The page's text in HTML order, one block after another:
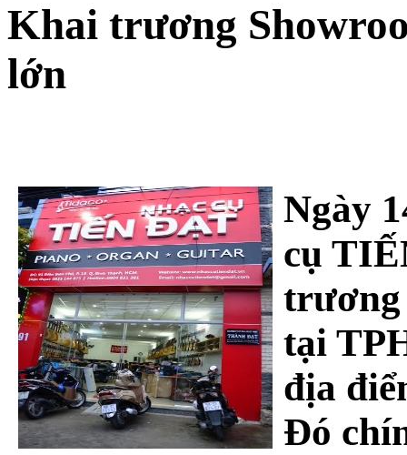
Khai trương
lớn
Ngày
cụ
trương
tại
địa
Đó